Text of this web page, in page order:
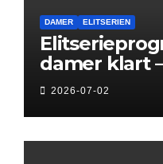
DAMER ELITSERIEN
damer klart
Next Level
2026-07-02